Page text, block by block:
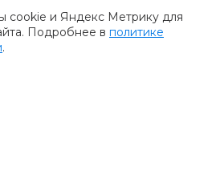
cookie и Яндекс Метрику для
Подробнее в политике
.